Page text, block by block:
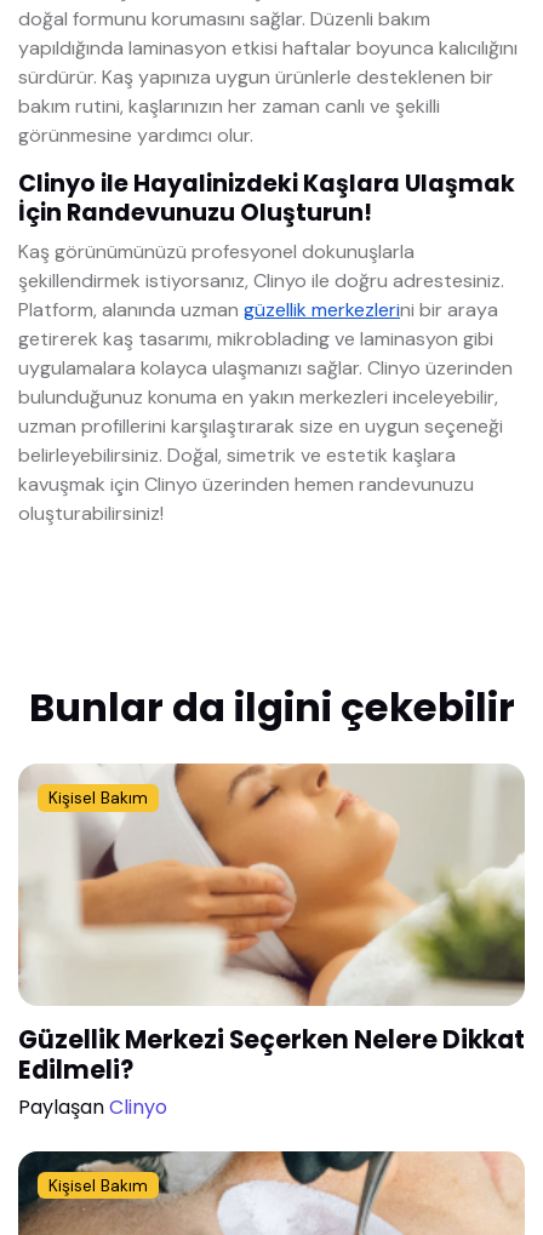
doğal formunu korumasını sağlar. Düzenli bakım
yapıldığında laminasyon etkisi haftalar boyunca kalıcılığını
sürdürür. Kaş yapınıza uygun ürünlerle desteklenen bir
bakım rutini, kaşlarınızın her zaman canlı ve şekilli
görünmesine yardımcı olur.
Clinyo ile Hayalinizdeki Kaşlara Ulaşmak
İçin Randevunuzu Oluşturun!
Kaş görünümünüzü profesyonel dokunuşlarla
şekillendirmek istiyorsanız, Clinyo ile doğru adrestesiniz.
Platform, alanında uzman güzellik merkezlerini bir araya
getirerek kaş tasarımı, mikroblading ve laminasyon gibi
uygulamalara kolayca ulaşmanızı sağlar. Clinyo üzerinden
bulunduğunuz konuma en yakın merkezleri inceleyebilir,
uzman profillerini karşılaştırarak size en uygun seçeneği
belirleyebilirsiniz. Doğal, simetrik ve estetik kaşlara
kavuşmak için Clinyo üzerinden hemen randevunuzu
oluşturabilirsiniz!
Bunlar da ilgini çekebilir
Kişisel Bakım
Güzellik Merkezi Seçerken Nelere Dikkat
Edilmeli?
PaylaşanClinyo
Kişisel Bakım